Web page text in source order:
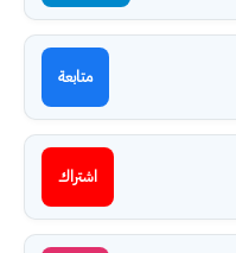
متابعة
اشتراك